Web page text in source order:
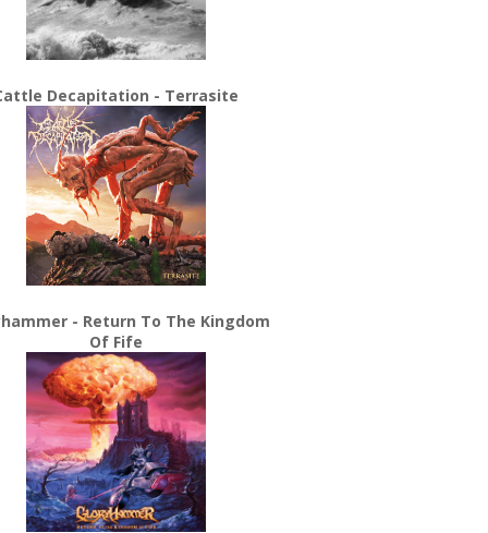
Decapitation - Terrasite
- Return To The Kingdom
Of Fife